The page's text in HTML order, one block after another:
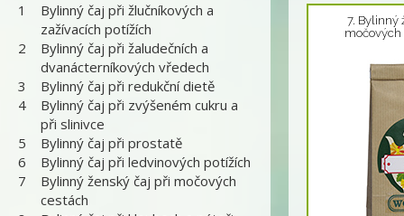
1
Bylinný čaj při žlučníkových a
zažívacích potížích
2
Bylinný čaj při žaludečních a
dvanácterníkových vředech
3
Bylinný čaj při redukční dietě
4
Bylinný čaj při zvýšeném cukru a
při slinivce
5
Bylinný čaj při prostatě
6
Bylinný čaj při ledvinových potížích
7
Bylinný ženský čaj při močových
cestách
7. Bylinný
močových